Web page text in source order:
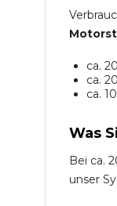
ca.
ca.
ca.
Was
Bei ca.
unser